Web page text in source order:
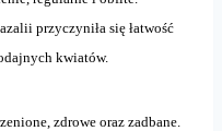
przyczyniła się łatwość
kwiatów.
zdrowe oraz zadbane.